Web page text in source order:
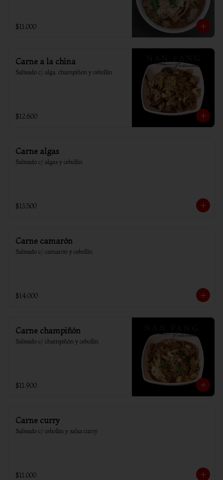
$11.000
Carne a la china
Salteado c/ alga, champiñon y cebollin
$12.600
Carne algas
Salteado c/ algas y cebollin
$13.500
Carne camarón
Salteado c/ camarón y cebollín
$14.000
Carne champiñón
Salteado c/ champiñón y cebollín
$11.900
Carne curry
Salteado c/ cebollin y salsa curry
$11.000